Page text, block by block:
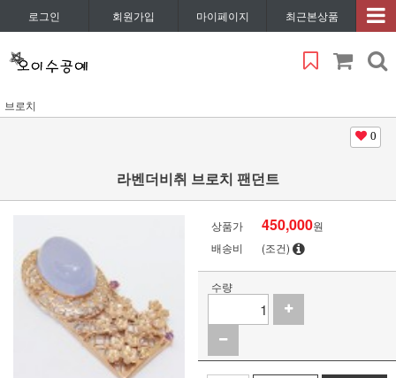
로그인 회원가입 마이페이지 최근본상품
브로치
0
라벤더비취 브로치 팬던트
상품가 450,000원
배송비
(조건)
수량